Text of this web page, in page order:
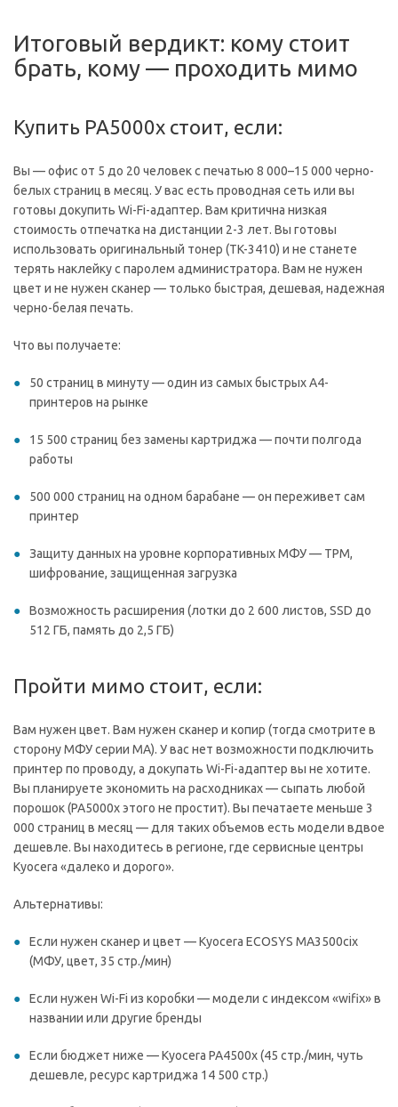
Итоговый вердикт: кому стоит
брать, кому — проходить мимо
Купить PA5000x стоит, если:
Вы — офис от 5 до 20 человек с печатью 8 000–15 000 черно-
белых страниц в месяц. У вас есть проводная сеть или вы
готовы докупить Wi-Fi-адаптер. Вам критична низкая
стоимость отпечатка на дистанции 2-3 лет. Вы готовы
использовать оригинальный тонер (TK-3410) и не станете
терять наклейку с паролем администратора. Вам не нужен
цвет и не нужен сканер — только быстрая, дешевая, надежная
черно-белая печать.
Что вы получаете:
50 страниц в минуту — один из самых быстрых А4-
принтеров на рынке
15 500 страниц без замены картриджа — почти полгода
работы
500 000 страниц на одном барабане — он переживет сам
принтер
Защиту данных на уровне корпоративных МФУ — TPM,
шифрование, защищенная загрузка
Возможность расширения (лотки до 2 600 листов, SSD до
512 ГБ, память до 2,5 ГБ)
Пройти мимо стоит, если:
Вам нужен цвет. Вам нужен сканер и копир (тогда смотрите в
сторону МФУ серии MA). У вас нет возможности подключить
принтер по проводу, а докупать Wi-Fi-адаптер вы не хотите.
Вы планируете экономить на расходниках — сыпать любой
порошок (PA5000x этого не простит). Вы печатаете меньше 3
000 страниц в месяц — для таких объемов есть модели вдвое
дешевле. Вы находитесь в регионе, где сервисные центры
Kyocera «далеко и дорого».
Альтернативы:
Если нужен сканер и цвет — Kyocera ECOSYS MA3500cix
(МФУ, цвет, 35 стр./мин)
Если нужен Wi-Fi из коробки — модели с индексом «wifix» в
названии или другие бренды
Если бюджет ниже — Kyocera PA4500x (45 стр./мин, чуть
дешевле, ресурс картриджа 14 500 стр.)